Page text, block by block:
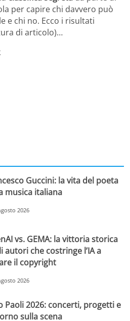
per capire chi davvero può
e chi no. Ecco i risultati
di articolo)…
Guccini: la vita del poeta
musica italiana
2026
vs. GEMA: la vittoria storica
autori che costringe l’IA a
il copyright
2026
Paoli 2026: concerti, progetti e
sulla scena